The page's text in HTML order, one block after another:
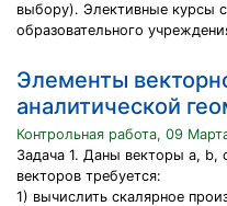
выбору). Элективные курсы
образовательного
Элементы
аналитической
Контрольная работа, 09
Задача 1. Даны векторы a, b,
векторов требуется:
1) вычислить скалярное